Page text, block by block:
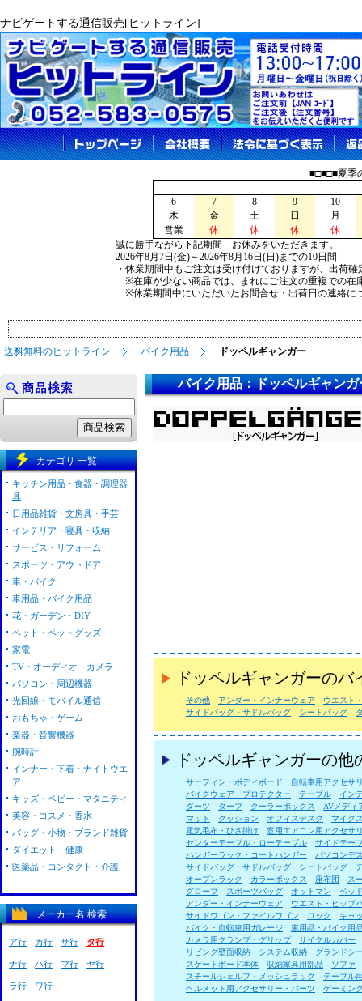
ナビゲートする通信販売[ヒットライン]
■□■□■夏季
6 7 8 9
10
木
金 土 日
月
営業
休 休 休
休
誠に勝手ながら下記期間 お休みをいただきます。
2026年8月7日(金)～2026年8月16日(日)までの10日間
・休業期間中もご注文は受け付けておりますが、出荷
※在庫が少ない商品では、まれにご注文の重複での在
※休業期間中にいただいたお問合せ・出荷日の連絡に
送料無料のヒットライン バイク用品 ドッペルギャンガー
バイク用品：ドッペルギャンガ
ドッペルギャンガーの
その他 アンダー・インナーウェア
ウエスト
サイドバッグ・サドルバッグ
シートバッグ
ドッペルギャンガーの
サーフィン・ボディボード
自転車用アクセサ
バイクウェア・プロテクター
テーブル
イン
ダーツ
タープ クーラーボックス
AVメディ
マット
クッション オフィスデスク
マイク
電気毛布・ひざ掛け
窓用エアコン用アクセサ
センターテーブル・ローテーブル
サイドテー
ハンガーラック・コートハンガー
パソコンデ
サイドバッグ・サドルバッグ
シートバッグ
オープンラック
カラーボックス 座布団
ス
グローブ
スポーツバッグ オットマン
ベッ
アンダー・インナーウェア
ウエスト・ヒップ
サイドワゴン・ファイルワゴン
ロック
キャ
バイク・自転車用ガレージ
車用品・バイク用
カメラ用クランプ・グリップ
サイクルカバー
リビング壁面収納・システム収納
グランドシ
スケートボード本体
収納家具用部品
ソファ
スチールシェルフ・メッシュラック
テーブル
ヘルメット用アクセサリー・パーツ
ゲーミン
カテゴリ 一覧
キッチン用品・食器・調理器
具
日用品雑貨・文房具・手芸
インテリア・寝具・収納
サービス・リフォーム
スポーツ・アウトドア
車・バイク
車用品・バイク用品
花・ガーデン・DIY
ペット・ペットグッズ
家電
TV・オーディオ・カメラ
パソコン・周辺機器
光回線・モバイル通信
おもちゃ・ゲーム
楽器・音響機器
腕時計
インナー・下着・ナイトウエ
ア
キッズ・ベビー・マタニティ
美容・コスメ・香水
バッグ・小物・ブランド雑貨
ダイエット・健康
医薬品・コンタクト・介護
メーカー名 検索
ア行 カ行 サ行 タ行
ナ行 ハ行 マ行 ヤ行
ラ行 ワ行